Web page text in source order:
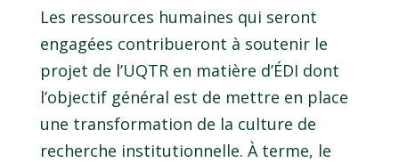
Les ressources humaines qui seront
engagées contribueront à soutenir le
projet de l’UQTR en matière d’ÉDI dont
l’objectif général est de mettre en place
une transformation de la culture de
recherche institutionnelle. À terme, le